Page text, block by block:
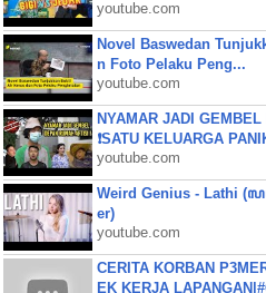
youtube.com
Novel Baswedan
n Foto Pelaku Peng...
youtube.com
NYAMAR JADI
❗SATU KELUARGA
youtube.com
Weird Genius - Lathi
er)
youtube.com
CERITA KORBAN
EK KERJA